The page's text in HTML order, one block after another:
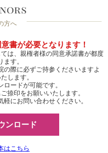
方へ
書が必要となります！
は、親権者様の同意承諾書が都度
ます。
の際に必ずご持参くださいますよ
します。
ードが可能です。
捺印をお願いいたします。
にお問い合わせください。
ンロード
はこちら